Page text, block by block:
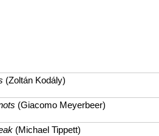
(Zoltán Kodály)
(Giacomo Meyerbeer)
(Michael Tippett)